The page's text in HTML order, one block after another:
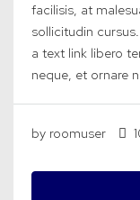
facilisis, at
sollicitudin
a text link libero
neque, et ornare
by roomuser